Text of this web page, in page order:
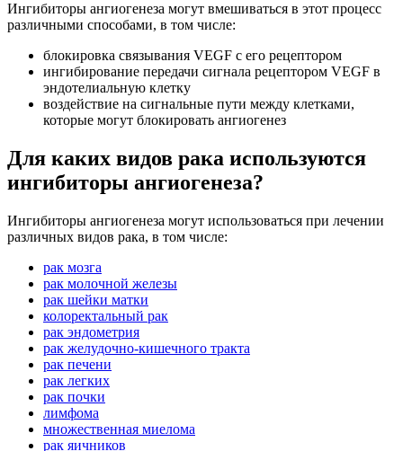
Ингибиторы ангиогенеза могут вмешиваться в этот процесс
различными способами, в том числе:
блокировка связывания VEGF с его рецептором
ингибирование передачи сигнала рецептором VEGF в
эндотелиальную клетку
воздействие на сигнальные пути между клетками,
которые могут блокировать ангиогенез
Для каких видов рака используются
ингибиторы ангиогенеза?
Ингибиторы ангиогенеза могут использоваться при лечении
различных видов рака, в том числе:
рак мозга
рак молочной железы
рак шейки матки
колоректальный рак
рак эндометрия
рак желудочно-кишечного тракта
рак печени
рак легких
рак почки
лимфома
множественная миелома
рак яичников